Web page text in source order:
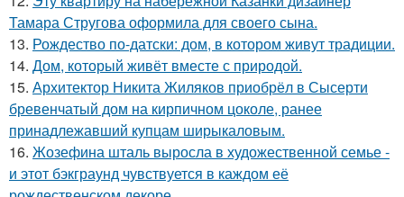
Тамара Стругова оформила для своего сына.
13. Рождество по-датски: дом, в котором живут традиции.
14. Дом, который живёт вместе с природой.
15. Архитектор Никита Жиляков приобрёл в Сысерти
бревенчатый дом на кирпичном цоколе, ранее
принадлежавший купцам ширыкаловым.
16. Жозефина шталь выросла в художественной семье -
и этот бэкграунд чувствуется в каждом её